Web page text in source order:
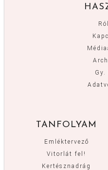
Gy.
TANFOLYAM
Emléktervező
Vitorlát fel!
Kertésznadrág